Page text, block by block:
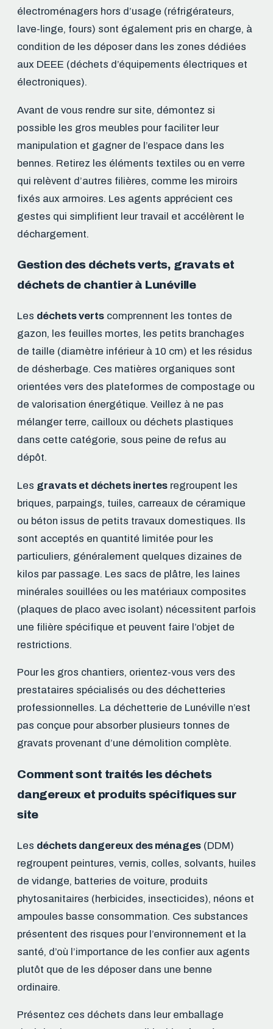
électroménagers hors d’usage (réfrigérateurs,
lave-linge, fours) sont également pris en charge, à
condition de les déposer dans les zones dédiées
aux DEEE (déchets d’équipements électriques et
électroniques).
Avant de vous rendre sur site, démontez si
possible les gros meubles pour faciliter leur
manipulation et gagner de l’espace dans les
bennes. Retirez les éléments textiles ou en verre
qui relèvent d’autres filières, comme les miroirs
fixés aux armoires. Les agents apprécient ces
gestes qui simplifient leur travail et accélèrent le
déchargement.
Gestion des déchets verts, gravats et
déchets de chantier à Lunéville
Les déchets verts comprennent les tontes de
gazon, les feuilles mortes, les petits branchages
de taille (diamètre inférieur à 10 cm) et les résidus
de désherbage. Ces matières organiques sont
orientées vers des plateformes de compostage ou
de valorisation énergétique. Veillez à ne pas
mélanger terre, cailloux ou déchets plastiques
dans cette catégorie, sous peine de refus au
dépôt.
Les gravats et déchets inertes regroupent les
briques, parpaings, tuiles, carreaux de céramique
ou béton issus de petits travaux domestiques. Ils
sont acceptés en quantité limitée pour les
particuliers, généralement quelques dizaines de
kilos par passage. Les sacs de plâtre, les laines
minérales souillées ou les matériaux composites
(plaques de placo avec isolant) nécessitent parfois
une filière spécifique et peuvent faire l’objet de
restrictions.
Pour les gros chantiers, orientez-vous vers des
prestataires spécialisés ou des déchetteries
professionnelles. La déchetterie de Lunéville n’est
pas conçue pour absorber plusieurs tonnes de
gravats provenant d’une démolition complète.
Comment sont traités les déchets
dangereux et produits spécifiques sur
site
Les déchets dangereux des ménages (DDM)
regroupent peintures, vernis, colles, solvants, huiles
de vidange, batteries de voiture, produits
phytosanitaires (herbicides, insecticides), néons et
ampoules basse consommation. Ces substances
présentent des risques pour l’environnement et la
santé, d’où l’importance de les confier aux agents
plutôt que de les déposer dans une benne
ordinaire.
Présentez ces déchets dans leur emballage